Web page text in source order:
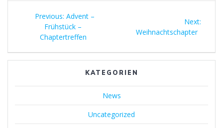
Beitragsnavigation
Previous: Previous
post:
Advent –
Frühstück –
Chaptertreffen
Next:
Weihnachtschapter
KATEGORIEN
News
Uncategorized